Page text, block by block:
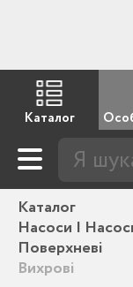
Каталог
Каталог
Насоси |
Поверхневі
Вихрові